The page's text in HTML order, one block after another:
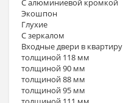
С алюминиевой кромкой
Экошпон
Глухие
С зеркалом
Входные двери в квартиру
толщиной 118 мм
толщиной 90 мм
толщиной 88 мм
толщиной 95 мм